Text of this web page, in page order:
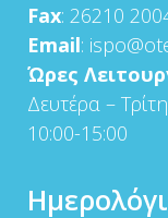
Fax: 26210
Email:
Ώρες
Δευτέρα –
10:00-15:00